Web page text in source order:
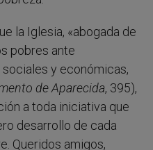
la Iglesia, «abogada de
pobres ante
y económicas,
de Aparecida, 395),
a toda iniciativa que
desarrollo de cada
Queridos amigos,